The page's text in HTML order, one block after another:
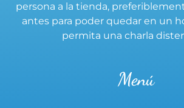
persona a la tienda,
antes para poder quedar en un
permita una charla
Menú